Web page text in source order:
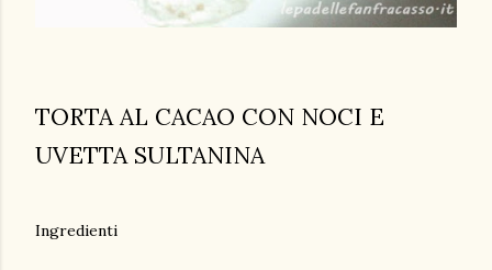
TORTA AL CACAO CON NOCI E
UVETTA SULTANINA
Ingredienti